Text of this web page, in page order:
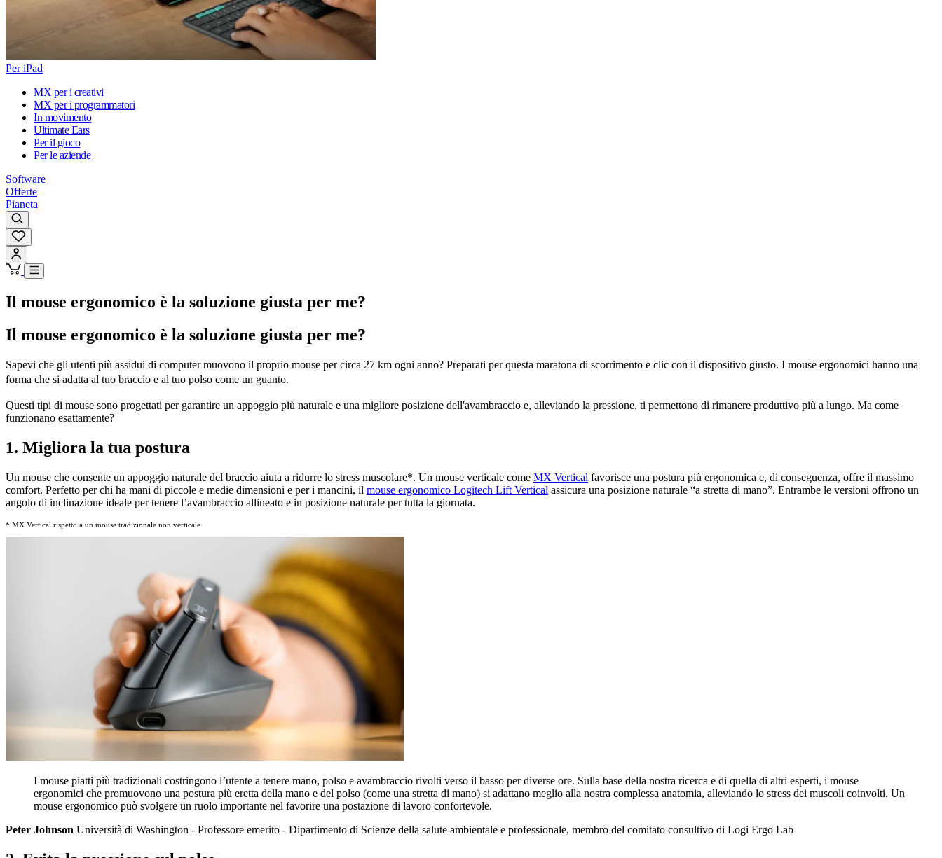
Per iPad
MX per i creativi
MX per i programmatori
In movimento
Ultimate Ears
Per il gioco
Per le aziende
Software
Offerte
Pianeta
Il mouse ergonomico è la soluzione giusta per me?
Il mouse ergonomico è la soluzione giusta per me?
Sapevi che gli utenti più assidui di computer muovono il proprio mouse per circa 27 km ogni anno? Preparati per questa maratona di scorrimento e clic con il dispositivo giusto. I mouse ergonomici hanno una
forma che si adatta al tuo braccio e al tuo polso come un guanto.
Questi tipi di mouse sono progettati per garantire un appoggio più naturale e una migliore posizione dell'avambraccio e, alleviando la pressione, ti permettono di rimanere produttivo più a lungo. Ma come
funzionano esattamente?
1. Migliora la tua postura
Un mouse che consente un appoggio naturale del braccio aiuta a ridurre lo stress muscolare*. Un mouse verticale come MX Vertical favorisce una postura più ergonomica e, di conseguenza, offre il massimo
comfort. Perfetto per chi ha mani di piccole e medie dimensioni e per i mancini, il mouse ergonomico Logitech Lift Vertical assicura una posizione naturale “a stretta di mano”. Entrambe le versioni offrono un
angolo di inclinazione ideale per tenere l’avambraccio allineato e in posizione naturale per tutta la giornata.
* MX Vertical rispetto a un mouse tradizionale non verticale.
I mouse piatti più tradizionali costringono l’utente a tenere mano, polso e avambraccio rivolti verso il basso per diverse ore. Sulla base della nostra ricerca e di quella di altri esperti, i mouse
ergonomici che promuovono una postura più eretta della mano e del polso (come una stretta di mano) si adattano meglio alla nostra complessa anatomia, alleviando lo stress dei muscoli coinvolti. Un
mouse ergonomico può svolgere un ruolo importante nel favorire una postazione di lavoro confortevole.
Peter Johnson Università di Washington - Professore emerito - Dipartimento di Scienze della salute ambientale e professionale, membro del comitato consultivo di Logi Ergo Lab